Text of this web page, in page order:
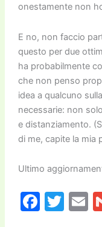
onestamente non
E no, non faccio
questo per due
ha probabilmente
che non penso
idea a qualcuno
necessarie: non
e distanziamento.
di me, capite la mia
Ultimo
F T E